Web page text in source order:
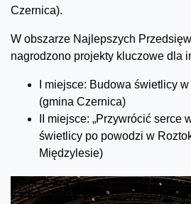
Czernica).
W obszarze Najlepszych
nagrodzono projekty kluczowe dla
I miejsce: Budowa świetlicy
(gmina Czernica)
II miejsce: „Przywrócić serce
świetlicy po powodzi w
Międzylesie)